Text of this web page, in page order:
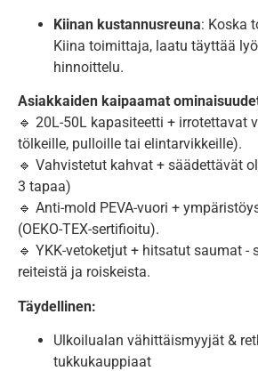
Kiinan kustannusreuna: Koska
Kiina toimittaja, laatu täyttää
hinnoittelu.
Asiakkaiden kaipaamat
🔹 20L-50L kapasiteetti + irrotettavat
tölkeille, pulloille tai elintarvikkeille).
🔹 Vahvistetut kahvat + säädettävät
3 tapaa)
🔹 Anti-mold PEVA-vuori +
(OEKO-TEX-sertifioitu).
🔹 YKK-vetoketjut + hitsatut saumat -
reiteistä ja roiskeista.
Täydellinen:
Ulkoilualan vähittäismyyjät &
tukkukauppiaat